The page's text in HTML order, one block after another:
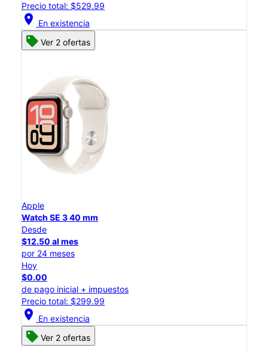
Precio total: $529.99
location_on En existencia
Ver 2 ofertas
Apple
Watch SE 3 40 mm
Desde
$12.50 al mes
por 24 meses
Hoy
$0.00
de pago inicial + impuestos
Precio total: $299.99
location_on En existencia
Ver 2 ofertas